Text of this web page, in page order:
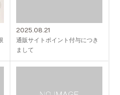
2025.08.21
通販サイトポイント付与につき
まして